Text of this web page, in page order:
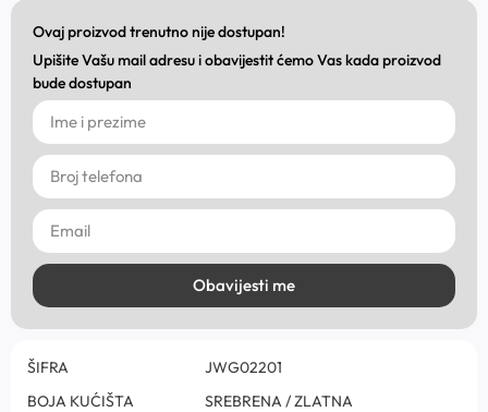
Ovaj proizvod trenutno nije dostupan!
Upišite Vašu mail adresu i obavijestit ćemo Vas kada proizvod
bude dostupan
Obavijesti me
ŠIFRA
JWG02201
BOJA KUĆIŠTA
SREBRENA / ZLATNA